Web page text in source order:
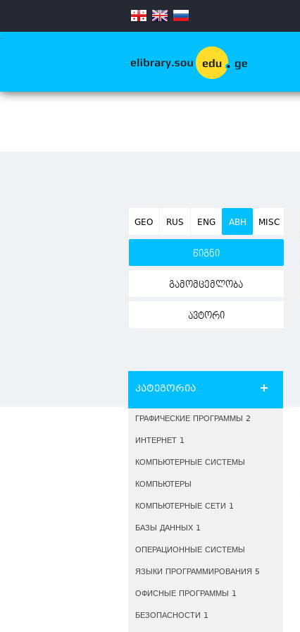
.
GEO RUS ENG ABH MISC
წიგნი
გამომცემლობა
ავტორი
კატეგორია
ГРАФИЧЕСКИЕ ПРОГРАММЫ 2
ИНТЕРНЕТ 1
КОМПЬЮТЕРНЫЕ СИСТЕМЫ
КОМПЬЮТЕРЫ
КОМПЬЮТЕРНЫЕ СЕТИ 1
БАЗЫ ДАННЫХ 1
ОПЕРАЦИОННЫЕ СИСТЕМЫ
ЯЗЫКИ ПРОГРАММИРОВАНИЯ 5
ОФИСНЫЕ ПРОГРАММЫ 1
БЕЗОПАСНОСТИ 1